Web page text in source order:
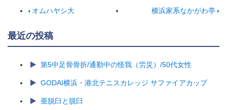
オムハヤシ大 横浜家系なかがわ亭
最近の投稿
第5中足骨骨折/通勤中の怪我（労災）/50代女性
GODAI横浜・港北テニスカレッジ サファイアカップ
亜脱臼と脱臼